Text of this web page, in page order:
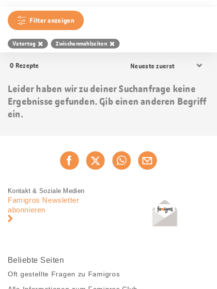
Filter anzeigen
Vatertag Zwischenmahlzeiten
0 Rezepte
Sortierung
Leider haben wir zu deiner Suchanfrage keine
Ergebnisse gefunden. Gib einen anderen Begriff
ein.
Jetzt weiterempfehlen
Fusszeile
Fusszeile
Navigation
Kontakt & Soziale Medien
Famigros Newsletter
abonnieren
Beliebte Seiten
Oft gestellte Fragen zu Famigros